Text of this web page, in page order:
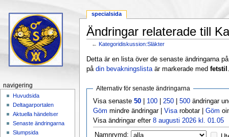
Ändringar relaterade till
←Kategoridiskussion:Släkter
Detta är en lista över de senaste ändringarna
på din bevakningslistaär markerade med fetstil
Alternativ för senaste ändringarna
Visa senaste50 100 250 |500 ändringar
Göm mindre ändringar |Visa robotar |Göm
Visa ändringar efter8 augusti 2026 kl. 01.05
Namnrymd:
specialsida
navigering
Huvudsida
Deltagarportalen
Aktuella händelser
Senaste ändringarna
Slumpsida